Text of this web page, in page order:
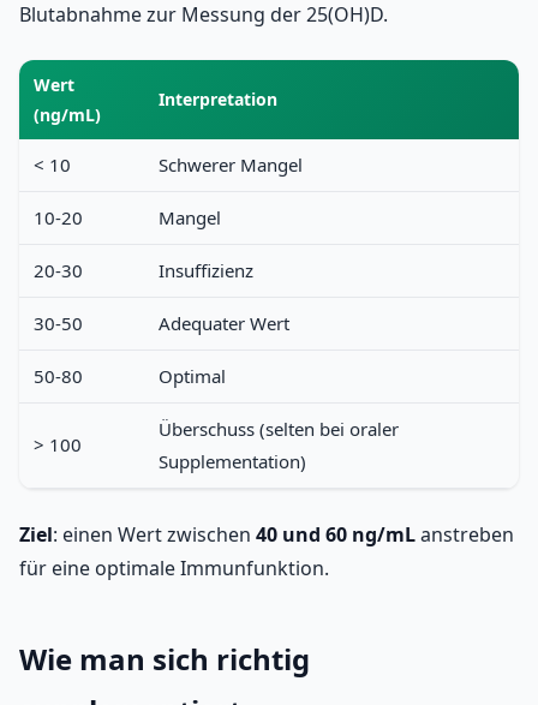
Blutabnahme zur Messung der 25(OH)D.
Wert
(ng/mL)
Interpretation
< 10 Schwerer Mangel
10-20 Mangel
20-30 Insuffizienz
30-50 Adequater Wert
50-80 Optimal
> 100
Überschuss (selten bei oraler
Supplementation)
Ziel: einen Wert zwischen 40 und 60 ng/mLanstreben
für eine optimale Immunfunktion.
Wie man sich richtig